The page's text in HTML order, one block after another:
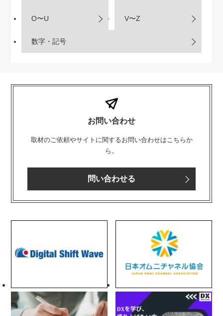
O〜U V〜Z
数字・記号
お問い合わせ
取材のご依頼やサイトに関するお問い合わせはこちらか
ら。
問い合わせる